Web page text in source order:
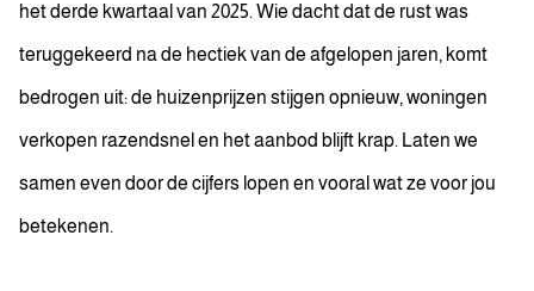
het derde kwartaal van 2025. Wie dacht dat de rust was
teruggekeerd na de hectiek van de afgelopen jaren, komt
bedrogen uit: de huizenprijzen stijgen opnieuw, woningen
verkopen razendsnel en het aanbod blijft krap. Laten we
samen even door de cijfers lopen en vooral wat ze voor jou
betekenen.